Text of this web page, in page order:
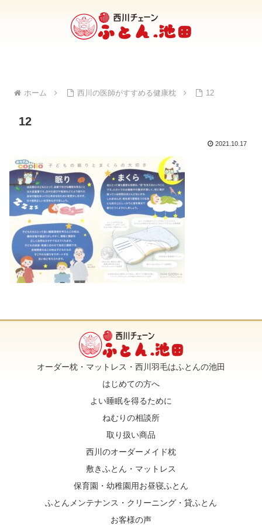
ホーム 西川の医師がすすめる健康枕 12
12
2021.10.17
オーダー枕・マットレス・西川羽毛はふとんの池田
はじめての方へ
よい睡眠を得るために
ねむりの相談所
取り扱い商品
西川のオーダーメイド枕
敷きふとん・マットレス
保育園・幼稚園用お昼寝ふとん
ふとんメンテナンス・クリーニング・貸ふとん
お客様の声